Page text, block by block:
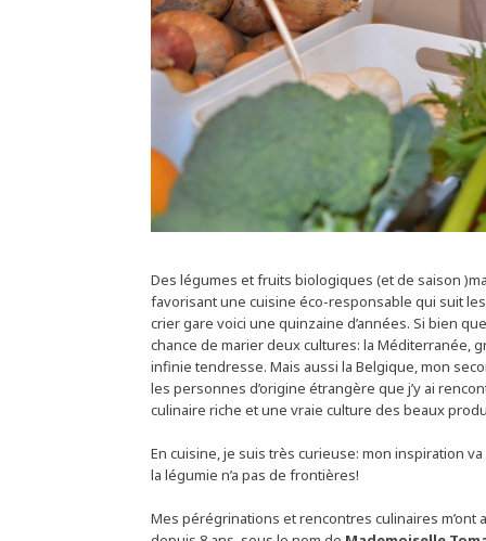
Des légumes et fruits biologiques (et de saison
favorisant une cuisine éco-responsable qui suit les
crier gare voici une quinzaine d’années. Si bien
chance de marier deux cultures: la Méditerranée,
infinie tendresse. Mais aussi la Belgique, mon
les personnes d’origine étrangère que j’y ai
culinaire riche et une vraie culture des beaux
En cuisine, je suis très curieuse: mon inspiration va
la légumie n’a pas de frontières!
Mes pérégrinations et rencontres culinaires